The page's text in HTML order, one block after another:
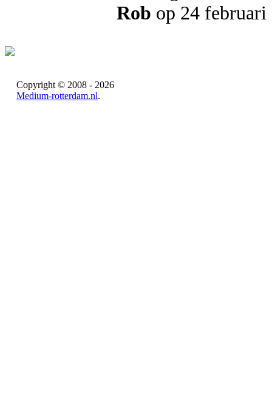
Rob op 24 februari
Copyright © 2008 - 2026
Medium-rotterdam.nl.